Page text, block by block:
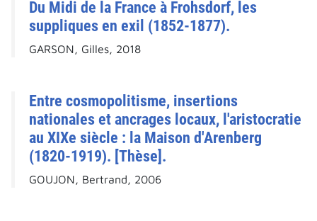
Du Midi de la France à Frohsdorf, les
suppliques en exil (1852-1877).
GARSON, Gilles, 2018
Entre cosmopolitisme, insertions
nationales et ancrages locaux, l'aristocratie
au XIXe siècle : la Maison d'Arenberg
(1820-1919). [Thèse].
GOUJON, Bertrand, 2006